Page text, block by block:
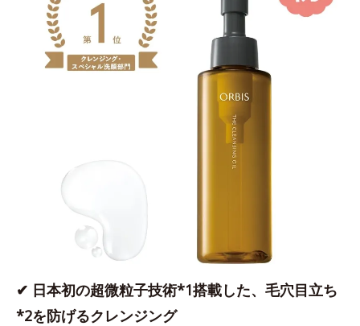
✔ 日本初の超微粒子技術*1搭載した、毛穴目立ち
*2を防げるクレンジング